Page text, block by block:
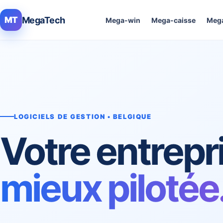
MT MegaTech Mega-win Mega-caisse
LOGICIELS DE GESTION • BELGIQUE
Votre
mieux